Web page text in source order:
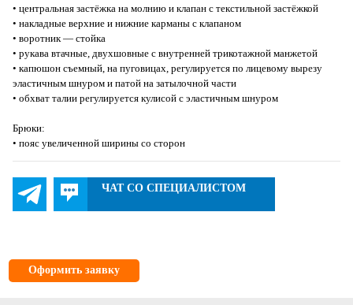
• центральная застёжка на молнию и клапан с текстильной застёжкой
• накладные верхние и нижние карманы с клапаном
• воротник — стойка
• рукава втачные, двухшовные с внутренней трикотажной манжетой
• капюшон съемный, на пуговицах, регулируется по лицевому вырезу
эластичным шнуром и патой на затылочной части
• обхват талии регулируется кулисой с эластичным шнуром
Брюки:
• пояс увеличенной ширины со сторон
ЧАТ СО СПЕЦИАЛИСТОМ
Оформить заявку